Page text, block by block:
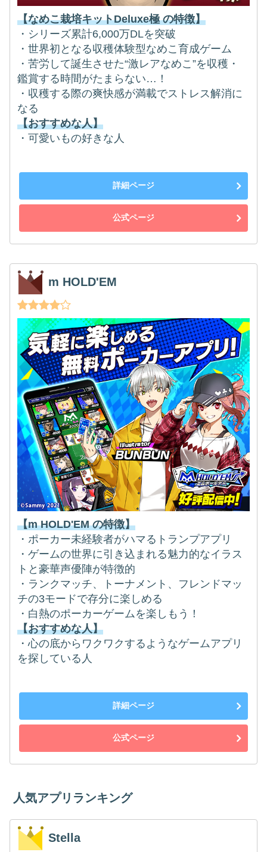
【なめこ栽培キットDeluxe極 の特徴】
・シリーズ累計6,000万DLを突破
・世界初となる収穫体験型なめこ育成ゲーム
・苦労して誕生させた“激レアなめこ”を収穫・
鑑賞する時間がたまらない…！
・収穫する際の爽快感が満載でストレス解消に
なる
【おすすめな人】
・可愛いもの好きな人
詳細ページ
公式ページ
m HOLD'EM
【m HOLD'EM の特徴】
・ポーカー未経験者がハマるトランプアプリ
・ゲームの世界に引き込まれる魅力的なイラス
トと豪華声優陣が特徴的
・ランクマッチ、トーナメント、フレンドマッ
チの3モードで存分に楽しめる
・白熱のポーカーゲームを楽しもう！
【おすすめな人】
・心の底からワクワクするようなゲームアプリ
を探している人
詳細ページ
公式ページ
人気アプリランキング
Stella